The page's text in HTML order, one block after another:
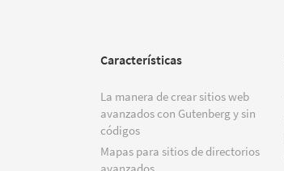
Características
La manera de crear sitios web
avanzados con Gutenberg y sin
códigos
Mapas para sitios de directorios